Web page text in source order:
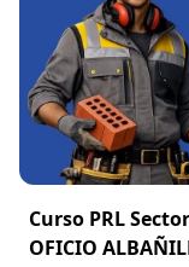
Curso PRL
OFICIO